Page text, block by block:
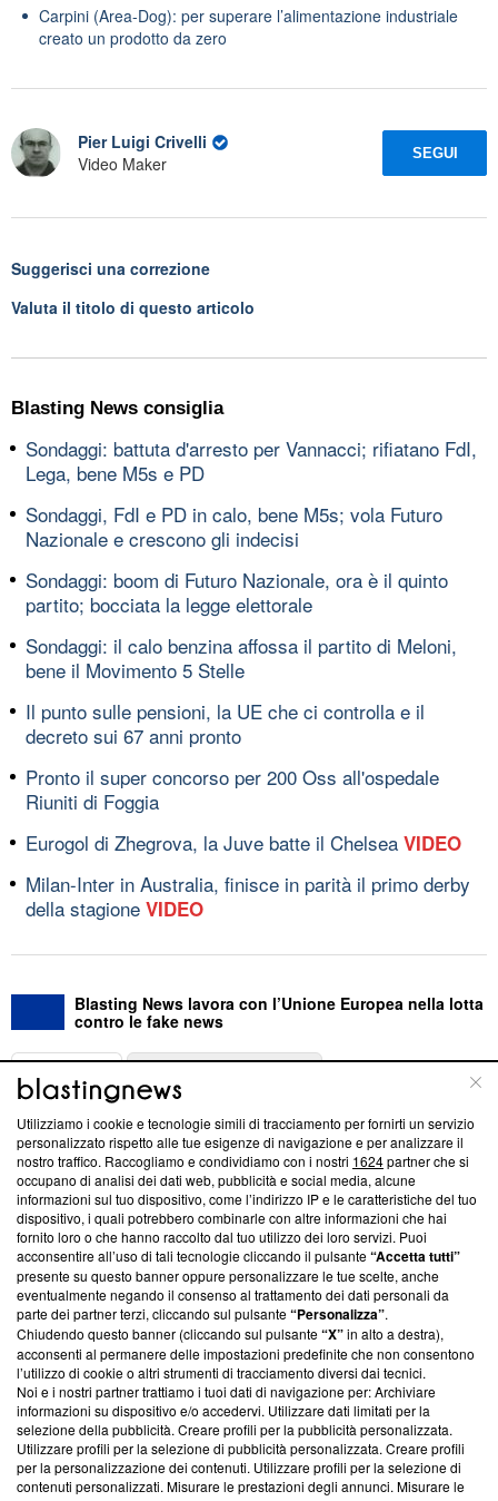
Carpini (Area-Dog): per superare l’alimentazione industriale
creato un prodotto da zero
Pier Luigi Crivelli
Video Maker
SEGUI
Suggerisci una correzione
Valuta il titolo di questo articolo
Blasting News consiglia
Sondaggi: battuta d'arresto per Vannacci; rifiatano FdI,
Lega, bene M5s e PD
Sondaggi, FdI e PD in calo, bene M5s; vola Futuro
Nazionale e crescono gli indecisi
Sondaggi: boom di Futuro Nazionale, ora è il quinto
partito; bocciata la legge elettorale
Sondaggi: il calo benzina affossa il partito di Meloni,
bene il Movimento 5 Stelle
Il punto sulle pensioni, la UE che ci controlla e il
decreto sui 67 anni pronto
Pronto il super concorso per 200 Oss all'ospedale
Riuniti di Foggia
Eurogol di Zhegrova, la Juve batte il Chelsea VIDEO
Milan-Inter in Australia, finisce in parità il primo derby
della stagione VIDEO
Blasting News lavora con l’Unione Europea nella lotta
contro le fake news
ABOUT
Questa sezione offre informazioni trasparenti su Blasting
News, sui nostri processi editoriali e su come ci impegniamo a
creare news di qualità. Inoltre, afferma la nostra aderenza a
‘Trust Project - News with Integrity’Blasting News non è
ancora membro del programma, ma ha richiesto di farne
parte; Trust Project non ha ancora effettuato una verifica di
conformità agli standard.
Su di noi
Team editoriale
Corporate
Redazione
Informativa Privacy
Utilizziamo i cookie e tecnologie simili di tracciamento per fornirti un servizio
personalizzato rispetto alle tue esigenze di navigazione e per analizzare il
nostro traffico. Raccogliamo e condividiamo con i nostri 1624partner che si
occupano di analisi dei dati web, pubblicità e social media, alcune
informazioni sul tuo dispositivo, come l’indirizzo IP e le caratteristiche del tuo
dispositivo, i quali potrebbero combinarle con altre informazioni che hai
fornito loro o che hanno raccolto dal tuo utilizzo dei loro servizi. Puoi
acconsentire all’uso di tali tecnologie cliccando il pulsante“Accetta tutti”
presente su questo banner oppure personalizzare le tue scelte, anche
eventualmente negando il consenso al trattamento dei dati personali da
parte dei partner terzi, cliccando sul pulsante“Personalizza”.
Chiudendo questo banner (cliccando sul pulsante“X”in alto a destra),
acconsenti al permanere delle impostazioni predefinite che non consentono
l’utilizzo di cookie o altri strumenti di tracciamento diversi dai tecnici.
Noi e i nostri partner trattiamo i tuoi dati di navigazione per: Archiviare
informazioni su dispositivo e/o accedervi. Utilizzare dati limitati per la
selezione della pubblicità. Creare profili per la pubblicità personalizzata.
Utilizzare profili per la selezione di pubblicità personalizzata. Creare profili
per la personalizzazione dei contenuti. Utilizzare profili per la selezione di
contenuti personalizzati. Misurare le prestazioni degli annunci. Misurare le